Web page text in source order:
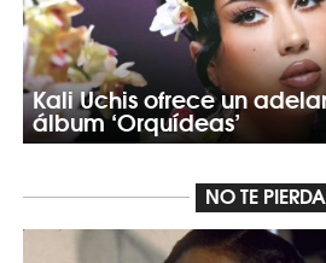
Kali Uchis ofrece un
álbum ‘Orquídeas’
NO TE